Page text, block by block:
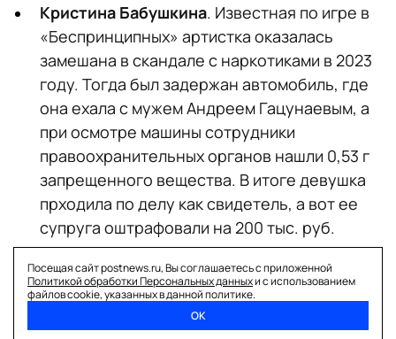
Кристина Бабушкина. Известная по игре в
«Беспринципных» артистка оказалась
замешана в скандале с наркотиками в 2023
году. Тогда был задержан автомобиль, где
она ехала с мужем Андреем Гацунаевым, а
при осмотре машины сотрудники
правоохранительных органов нашли 0,53 г
запрещенного вещества. В итоге девушка
прходила по делу как свидетель, а вот ее
супруга оштрафовали на 200 тыс. руб.
«Триггер», «Простые истины» и
«Каменская» актер попался с наркотиками
при проверке его машины в 2024 году. Он
Посещая сайт postnews.ru, Вы соглашаетесь с приложенной
Политикой обработки Персональных данныхи с использованием
файлов cookie, указанных в данной политике.
ОК